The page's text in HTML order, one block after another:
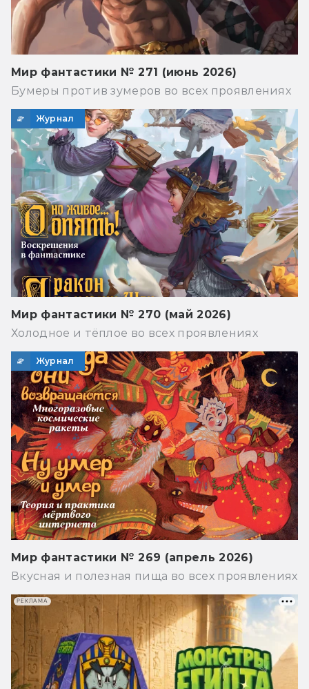
Мир фантастики № 271 (июнь 2026)
Бумеры против зумеров во всех проявлениях
Журнал
Мир фантастики № 270 (май 2026)
Холодное и тёплое во всех проявлениях
Журнал
Мир фантастики № 269 (апрель 2026)
Вкусная и полезная пища во всех проявлениях
РЕКЛАМА